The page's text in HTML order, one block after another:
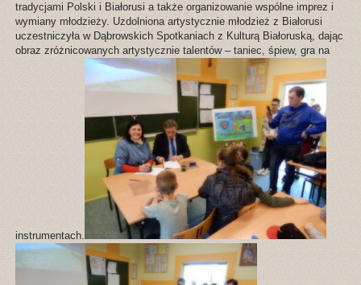
tradycjami Polski i Białorusi a także organizowanie wspólne imprez i
wymiany młodzieży. Uzdolniona artystycznie młodzież z Białorusi
uczestniczyła w Dąbrowskich Spotkaniach z Kulturą Białoruską, dając
obraz zróżnicowanych artystycznie talentów – taniec, śpiew, gra na
instrumentach.